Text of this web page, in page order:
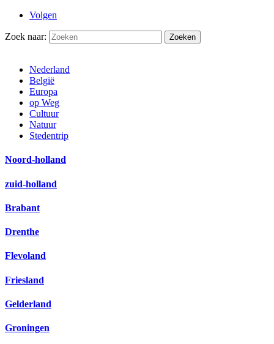
Volgen
Zoek naar:
Nederland
België
Europa
op Weg
Cultuur
Natuur
Stedentrip
Noord-holland
zuid-holland
Brabant
Drenthe
Flevoland
Friesland
Gelderland
Groningen